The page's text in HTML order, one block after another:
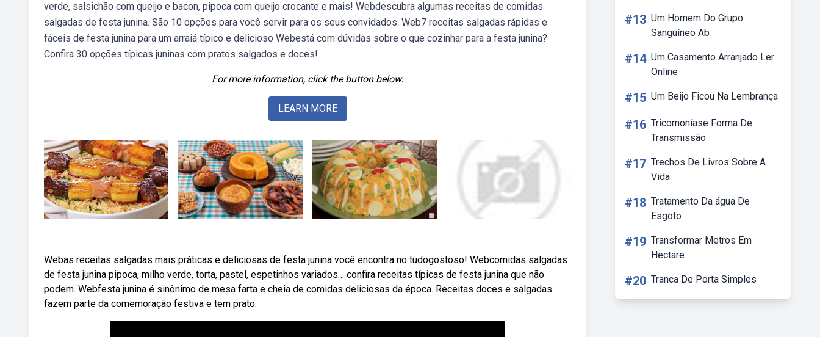
verde, salsichão com queijo e bacon, pipoca com queijo crocante e mais! Webdescubra algumas receitas de comidas
salgadas de festa junina. São 10 opções para você servir para os seus convidados. Web7 receitas salgadas rápidas e
fáceis de festa junina para um arraiá típico e delicioso Webestá com dúvidas sobre o que cozinhar para a festa junina?
Confira 30 opções típicas juninas com pratos salgados e doces!
For more information, click the button below.
LEARN MORE
Webas receitas salgadas mais práticas e deliciosas de festa junina você encontra no tudogostoso! Webcomidas salgadas
de festa junina pipoca, milho verde, torta, pastel, espetinhos variados… confira receitas típicas de festa junina que não
podem. Webfesta junina é sinônimo de mesa farta e cheia de comidas deliciosas da época. Receitas doces e salgadas
fazem parte da comemoração festiva e tem prato.
#13 Um Homem Do Grupo
Sanguíneo Ab
#14 Um Casamento Arranjado Ler
Online
#15 Um Beijo Ficou Na Lembrança
#16 Tricomoníase Forma De
Transmissão
#17 Trechos De Livros Sobre A
Vida
#18 Tratamento Da água De
Esgoto
#19 Transformar Metros Em
Hectare
#20 Tranca De Porta Simples